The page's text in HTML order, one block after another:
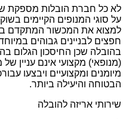
לא כל חברת הובלות מספקת
על סוגי המנופים הקיימים
למצוא את המכשור המתקדם
חפצים לבניינים גבוהים
בהובלה שכן החיסכון הגלום
(מנופאי) מקצועי אינם עניין
מיומנים ומקצועיים ויבצעו
הבטוחה והיעילה ביותר.
שירותי אריזה להובלה